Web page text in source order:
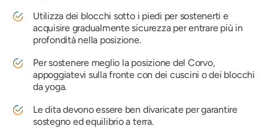
Utilizza dei blocchi sotto i piedi per sostenerti e
acquisire gradualmente sicurezza per entrare più in
profondità nella posizione.
Per sostenere meglio la posizione del Corvo,
appoggiatevi sulla fronte con dei cuscini o dei blocchi
da yoga.
Le dita devono essere ben divaricate per garantire
sostegno ed equilibrio a terra.